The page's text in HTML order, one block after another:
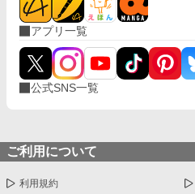
アプリ一覧
公式SNS一覧
ご利用について
利用規約